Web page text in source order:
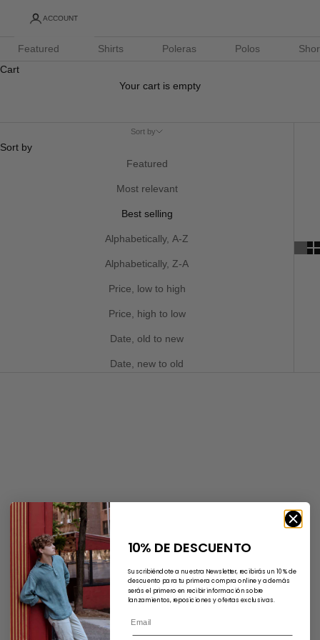
ACCOUNT
Featured Shirts Poleras Polos
Cart
Your cart is empty
Sort by
Sort by
Featured
Most relevant
Best selling
Alphabetically, A-Z
Alphabetically, Z-A
Price, low to high
Price, high to low
Date, old to new
Date, new to old
Choose options Choose options
10% DE DESCUENTO
Suscribiéndote a nuestra Newsletter, recibirás un 10% de
descuento para tu primera compra online y además
serás el primero en recibir información sobre
lanzamientos, reposiciones y ofertas exclusivas.